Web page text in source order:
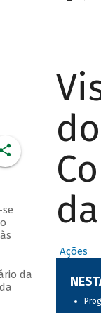
da
do
Ações